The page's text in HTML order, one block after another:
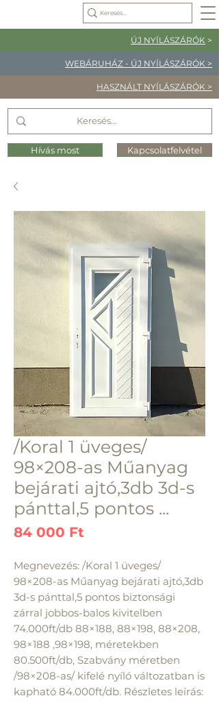
ÚJ NYÍLÁSZÁRÓK >
WEBÁRUHÁZ - ÚJ NYÍLÁSZÁRÓK >
HASZNÁLT NYÍLÁSZÁRÓK >
Hívás most Kapcsolatfelvétel
/Koral 1 üveges/
98×208-as Műanyag
bejárati ajtó,3db 3d-s
pánttal,5 pontos ...
84 000 Ft
Megnevezés: /Koral 1 üveges/
98×208-as Műanyag bejárati ajtó,3db
3d-s pánttal,5 pontos biztonsági
zárral jobbos-balos kivitelben
74.000ft/db 88×188, 88×198, 88×208,
98×188 ,98×198, méretekben
80.500ft/db, Szabvány méretben
/98×208-as/ kifelé nyíló változatban is
kapható 84.000ft/db. Részletes leírás: